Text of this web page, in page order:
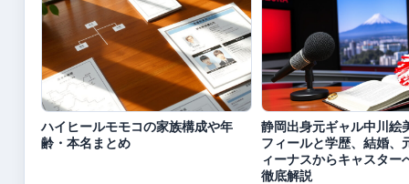
ハイヒールモモコの家族構成や年
齢・本名まとめ
静岡出身元ギャル中川絵
フィールと学歴、結婚、
ィーナスからキャスター
徹底解説